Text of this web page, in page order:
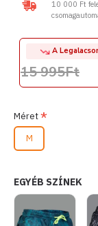
A
15 995Ft
Méret
M
EGYÉB SZÍNEK
10 000 Ft